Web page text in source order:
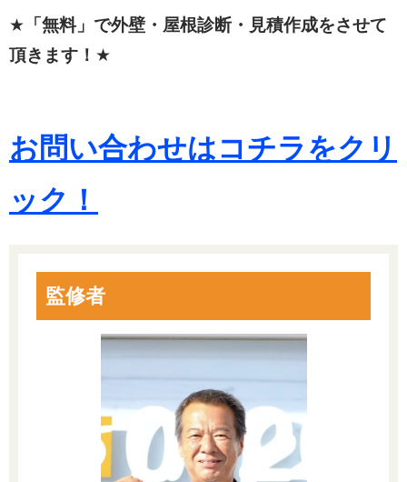
★ 「無料」で外壁・屋根診断・見積作成をさせて
頂きます！ ★
お問い合わせはコチラをクリ
ック！
監修者